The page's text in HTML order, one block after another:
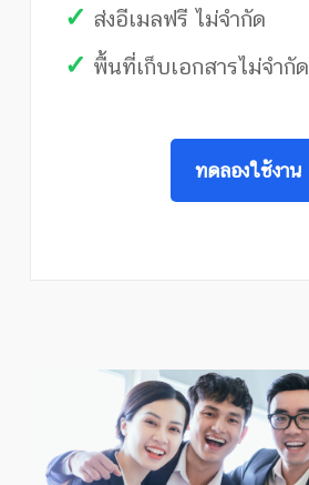
✓ ส่งอีเมลฟรี ไม่จำกัด
✓ พื้นที่เก็บเอกสารไม่จำกัด
ทดลองใช้งาน